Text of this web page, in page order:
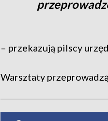
– przekazują pilscy
Warsztaty